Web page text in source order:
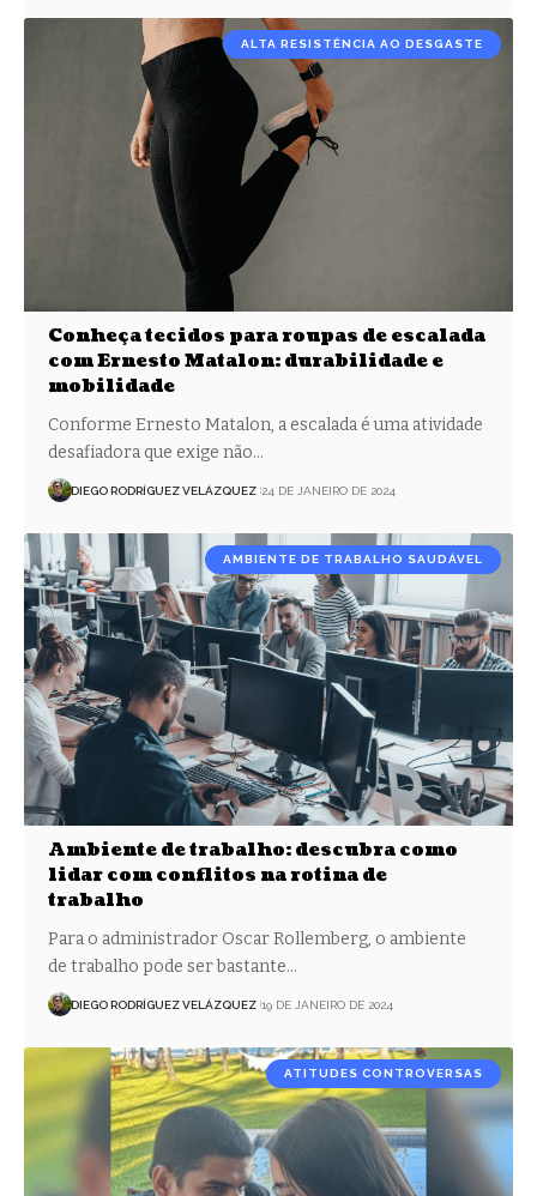
ALTA RESISTÊNCIA AO DESGASTE
Conheça tecidos para roupas de escalada
com Ernesto Matalon: durabilidade e
mobilidade
Conforme Ernesto Matalon, a escalada é uma atividade
desafiadora que exige não…
DIEGO RODRÍGUEZ VELÁZQUEZ 24 DE JANEIRO DE 2024
AMBIENTE DE TRABALHO SAUDÁVEL
Ambiente de trabalho: descubra como
lidar com conflitos na rotina de
trabalho
Para o administrador Oscar Rollemberg, o ambiente
de trabalho pode ser bastante…
DIEGO RODRÍGUEZ VELÁZQUEZ 19 DE JANEIRO DE 2024
ATITUDES CONTROVERSAS